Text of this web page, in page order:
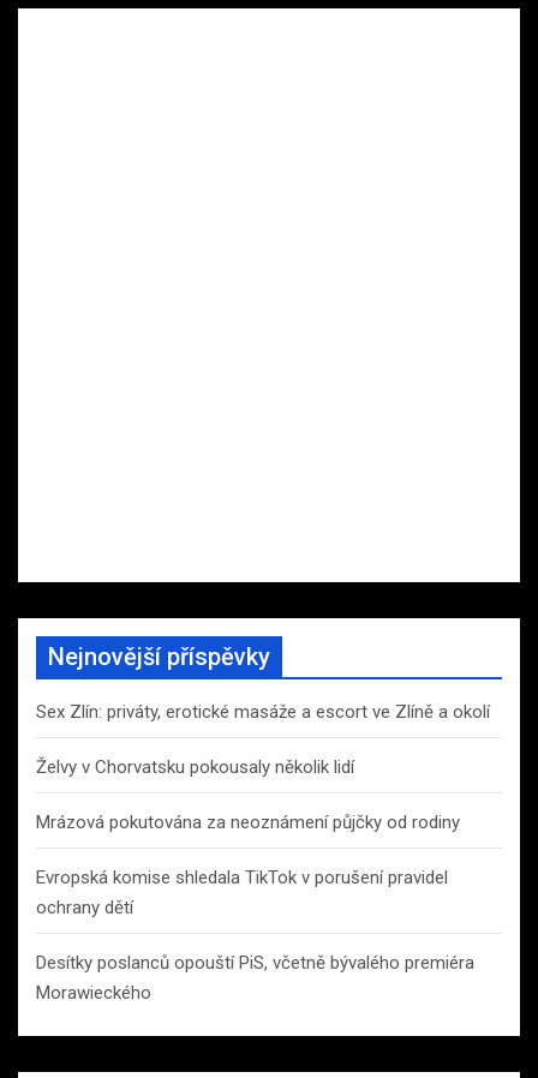
Nejnovější příspěvky
Sex Zlín: priváty, erotické masáže a escort ve Zlíně a okolí
Želvy v Chorvatsku pokousaly několik lidí
Mrázová pokutována za neoznámení půjčky od rodiny
Evropská komise shledala TikTok v porušení pravidel
ochrany dětí
Desítky poslanců opouští PiS, včetně bývalého premiéra
Morawieckého